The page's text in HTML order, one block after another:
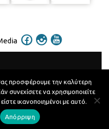
προσφέρουμε την καλύτερη
συνεχίσετε να χρησιμοποιείτε
ικανοποιημένοι με αυτό.
Απόρριψη